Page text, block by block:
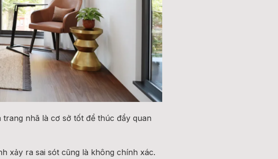
nhã là cơ sở tốt để thúc đẩy quan
xảy ra sai sót cũng là không chính xác.